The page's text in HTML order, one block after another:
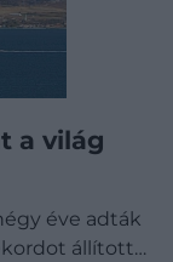
a világ
éve adták
állított…